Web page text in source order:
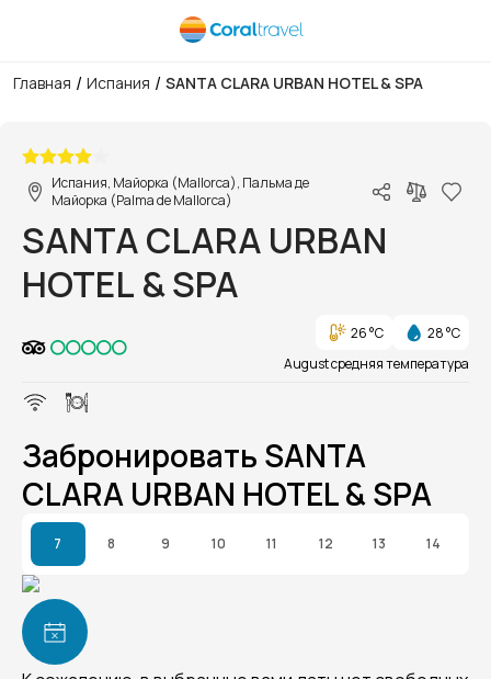
Главная / Испания / SANTA CLARA URBAN HOTEL & SPA
Испания, Майорка (Mallorca), Пальма де
Майорка (Palma de Mallorca)
SANTA CLARA URBAN
HOTEL & SPA
26 °C
28 °C
August средняя температура
Забронировать SANTA
CLARA URBAN HOTEL & SPA
7 8 9 10 11 12 13 14